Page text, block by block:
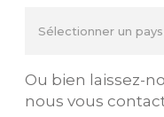
Ou bien laissez-
nous vous